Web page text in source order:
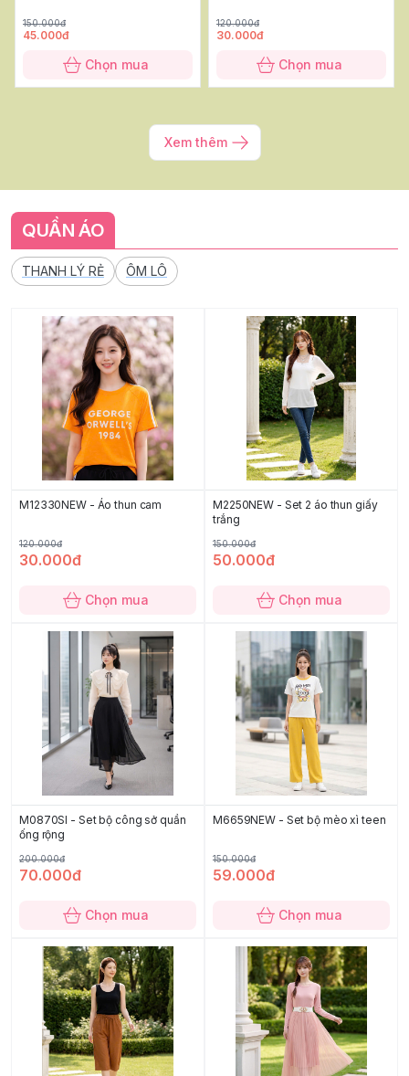
150.000đ
45.000đ
Chọn mua
120.000đ
30.000đ
Chọn mua
Xem thêm
QUẦN ÁO
THANH LÝ RẺ ÔM LÔ
M12330NEW - Áo thun cam
120.000đ
30.000đ
Chọn mua
M2250NEW - Set 2 áo thun giấy
trắng
150.000đ
50.000đ
Chọn mua
M0870SI - Set bộ công sở quần
ống rộng
200.000đ
70.000đ
Chọn mua
M6659NEW - Set bộ mèo xì teen
150.000đ
59.000đ
Chọn mua